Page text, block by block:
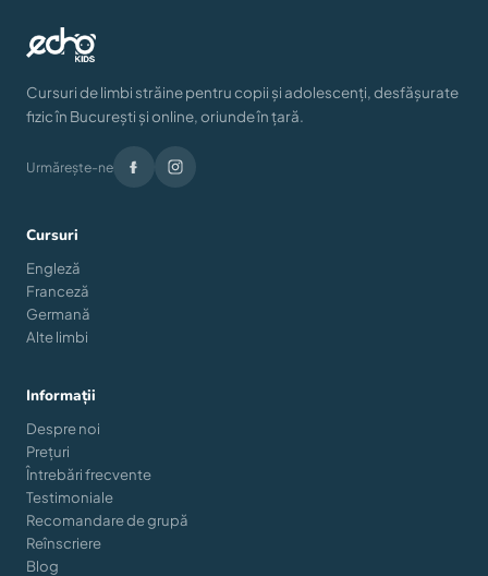
Cursuri de limbi străine pentru copii și adolescenți, desfășurate
fizic în București și online, oriunde în țară.
Urmărește-ne
Cursuri
Engleză
Franceză
Germană
Alte limbi
Informații
Despre noi
Prețuri
Întrebări frecvente
Testimoniale
Recomandare de grupă
Reînscriere
Blog